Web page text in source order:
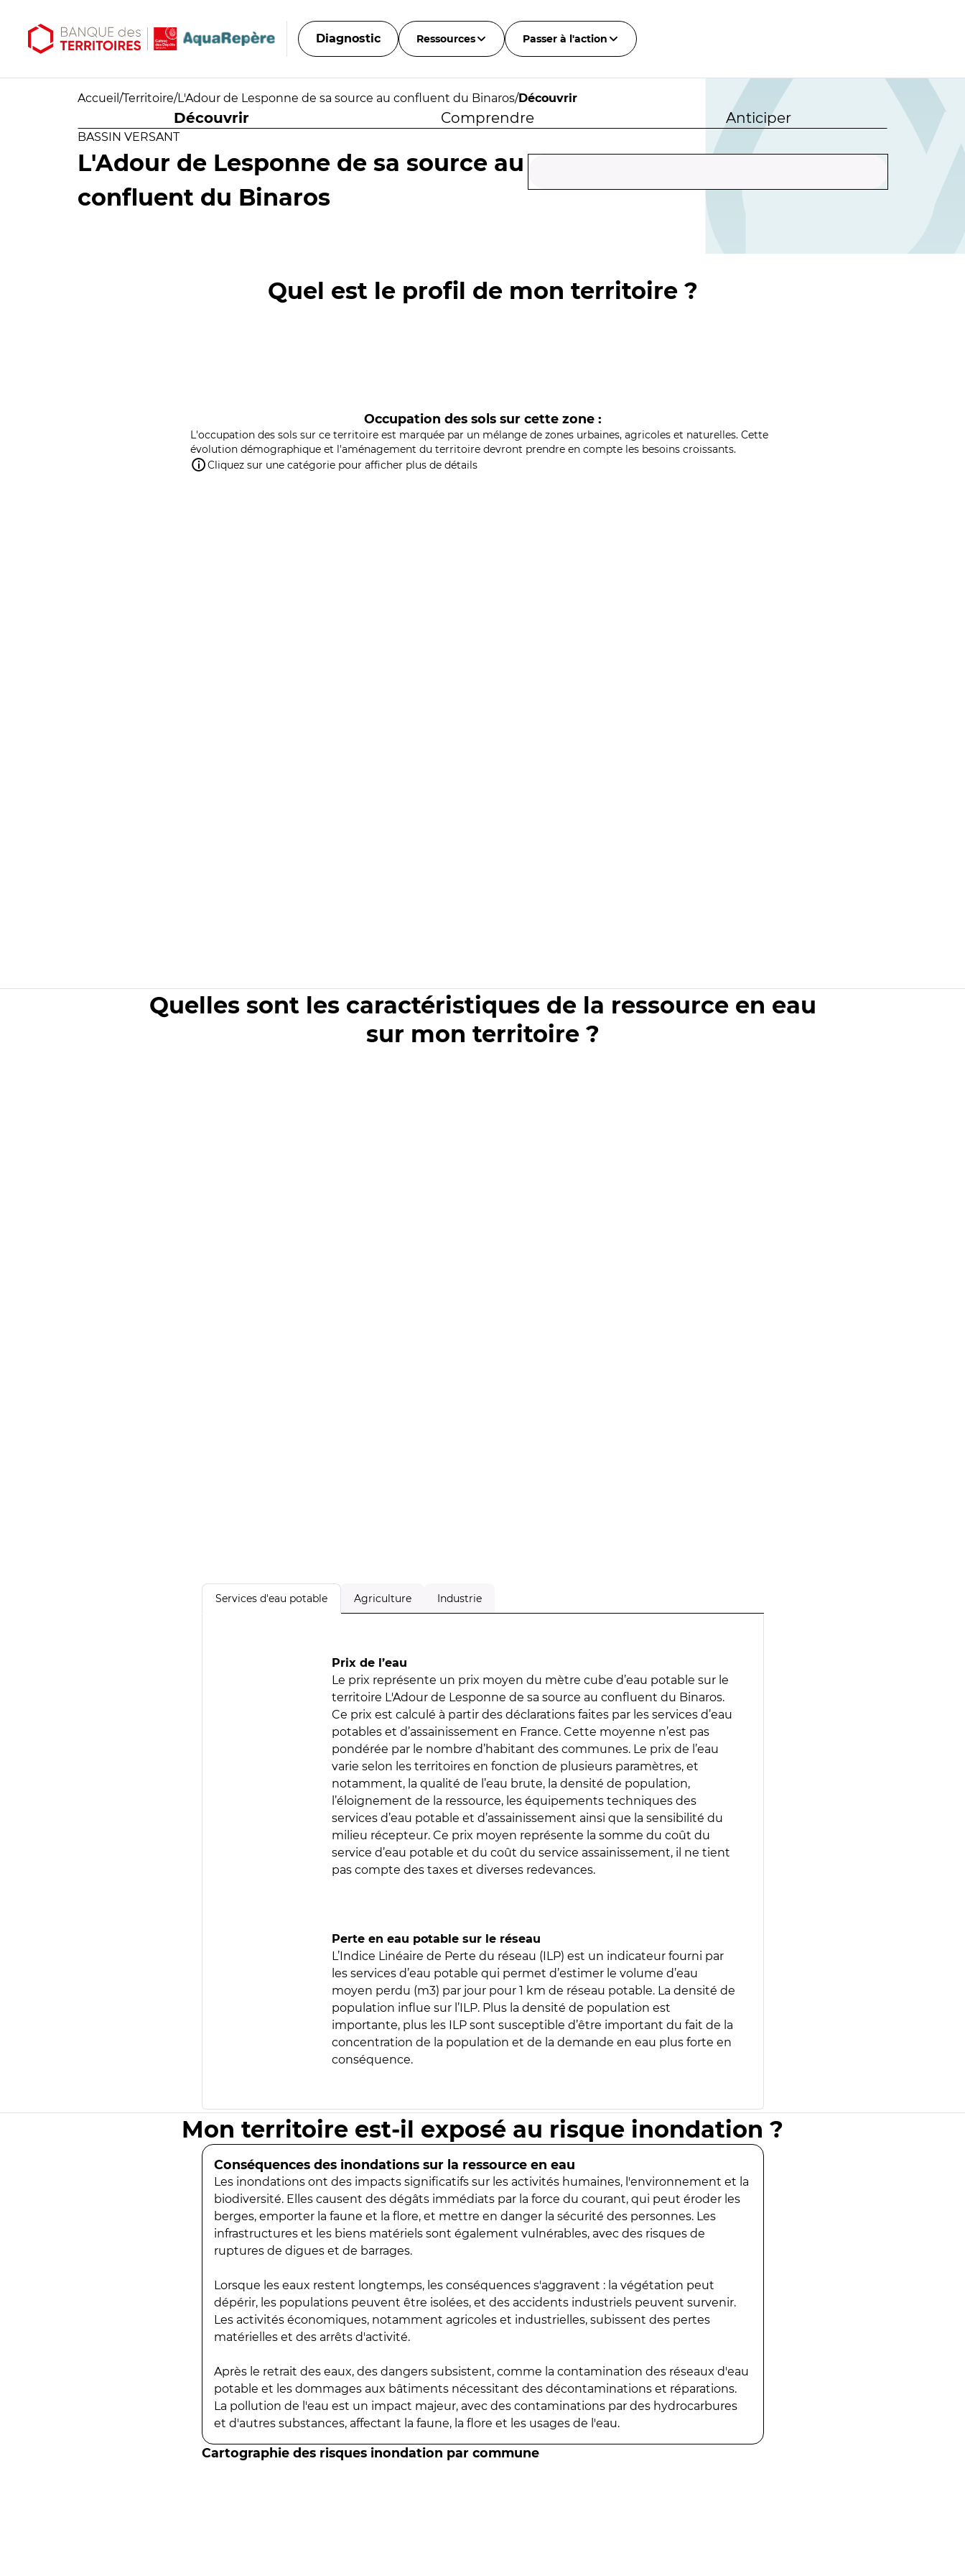
Diagnostic Ressources Passer à l'action
Accueil /Territoire/L'Adour de Lesponne de sa source au confluent du Binaros/Découvrir
Découvrir Comprendre Anticiper
BASSIN VERSANT
L'Adour de Lesponne de sa source au
confluent du Binaros
Quel est le profil de mon territoire ?
Occupation des sols sur cette zone :
L'occupation des sols sur ce territoire est marquée par un mélange de zones urbaines, agricoles et naturelles. Cette
évolution démographique et l'aménagement du territoire devront prendre en compte les besoins croissants.
Cliquez sur une catégorie pour afficher plus de détails
Quelles sont les caractéristiques de la ressource en eau
sur mon territoire ?
Services d'eau potable Agriculture Industrie
Prix de l’eau
Le prix représente un prix moyen du mètre cube d’eau potable sur le
territoire L'Adour de Lesponne de sa source au confluent du Binaros.
Ce prix est calculé à partir des déclarations faites par les services d’eau
potables et d’assainissement en France. Cette moyenne n’est pas
pondérée par le nombre d’habitant des communes. Le prix de l’eau
varie selon les territoires en fonction de plusieurs paramètres, et
notamment, la qualité de l’eau brute, la densité de population,
l’éloignement de la ressource, les équipements techniques des
services d’eau potable et d’assainissement ainsi que la sensibilité du
milieu récepteur. Ce prix moyen représente la somme du coût du
service d’eau potable et du coût du service assainissement, il ne tient
pas compte des taxes et diverses redevances.
Perte en eau potable sur le réseau
L’Indice Linéaire de Perte du réseau (ILP) est un indicateur fourni par
les services d’eau potable qui permet d’estimer le volume d’eau
moyen perdu (m3) par jour pour 1 km de réseau potable. La densité de
population influe sur l’ILP. Plus la densité de population est
importante, plus les ILP sont susceptible d’être important du fait de la
concentration de la population et de la demande en eau plus forte en
conséquence.
Mon territoire est-il exposé au risque inondation ?
Conséquences des inondations sur la ressource en eau
Les inondations ont des impacts significatifs sur les activités humaines, l'environnement et la
biodiversité. Elles causent des dégâts immédiats par la force du courant, qui peut éroder les
berges, emporter la faune et la flore, et mettre en danger la sécurité des personnes. Les
infrastructures et les biens matériels sont également vulnérables, avec des risques de
ruptures de digues et de barrages.
Lorsque les eaux restent longtemps, les conséquences s'aggravent : la végétation peut
dépérir, les populations peuvent être isolées, et des accidents industriels peuvent survenir.
Les activités économiques, notamment agricoles et industrielles, subissent des pertes
matérielles et des arrêts d'activité.
Après le retrait des eaux, des dangers subsistent, comme la contamination des réseaux d'eau
potable et les dommages aux bâtiments nécessitant des décontaminations et réparations.
La pollution de l'eau est un impact majeur, avec des contaminations par des hydrocarbures
et d'autres substances, affectant la faune, la flore et les usages de l'eau.
Cartographie des risques inondation par commune